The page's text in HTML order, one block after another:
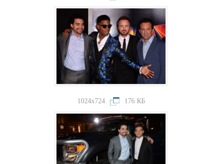
1024x724 176 КБ